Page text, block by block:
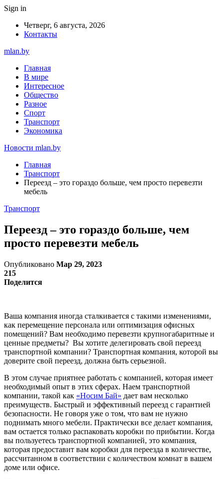
Sign in
Четверг, 6 августа, 2026
Контакты
mlan.by
Главная
В мире
Интересное
Общество
Разное
Спорт
Транспорт
Экономика
Новости mlan.by
Главная
Транспорт
Переезд – это гораздо больше, чем просто перевезти
мебель
Транспорт
Переезд – это гораздо больше, чем
просто перевезти мебель
Опубликовано Мар 29, 2023
215
Поделится
Ваша компания иногда сталкивается с такими изменениями,
как перемещение персонала или оптимизация офисных
помещений? Вам необходимо перевезти крупногабаритные и
ценные предметы? Вы хотите делегировать свой переезд
транспортной компании? Транспортная компания, которой вы
доверите свой переезд, должна быть серьезной.
В этом случае приятнее работать с компанией, которая имеет
необходимый опыт в этих сферах. Наем транспортной
компании, такой как «Носим Бай» дает вам несколько
преимуществ. Быстрый и эффективный переезд с гарантией
безопасности. Не говоря уже о том, что вам не нужно
поднимать много мебели. Практически все делает компания,
вам остается только распаковать коробки по прибытии. Когда
вы пользуетесь транспортной компанией, это компания,
которая предоставит вам коробки для переезда в количестве,
рассчитанном в соответствии с количеством комнат в вашем
доме или офисе.